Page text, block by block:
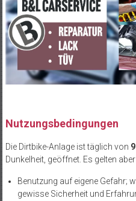
Nutzungsbedingungen
Die Dirtbike-Anlage ist täglich von
Dunkelheit, geöffnet. Es gelten
Benutzung auf eigene Gefahr;
gewisse Sicherheit und